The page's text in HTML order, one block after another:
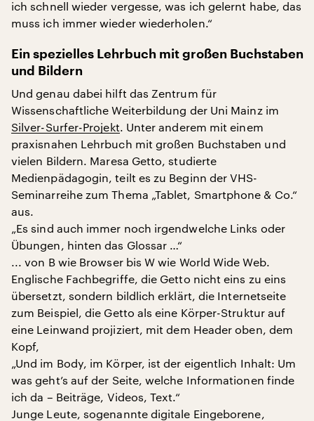
ich schnell wieder vergesse, was ich gelernt habe, das
muss ich immer wieder wiederholen.“
Ein spezielles Lehrbuch mit großen Buchstaben
und Bildern
Und genau dabei hilft das Zentrum für
Wissenschaftliche Weiterbildung der Uni Mainz im
Silver-Surfer-Projekt. Unter anderem mit einem
praxisnahen Lehrbuch mit großen Buchstaben und
vielen Bildern. Maresa Getto, studierte
Medienpädagogin, teilt es zu Beginn der VHS-
Seminarreihe zum Thema „Tablet, Smartphone & Co.“
aus.
„Es sind auch immer noch irgendwelche Links oder
Übungen, hinten das Glossar …“
... von B wie Browser bis W wie World Wide Web.
Englische Fachbegriffe, die Getto nicht eins zu eins
übersetzt, sondern bildlich erklärt, die Internetseite
zum Beispiel, die Getto als eine Körper-Struktur auf
eine Leinwand projiziert, mit dem Header oben, dem
Kopf,
„Und im Body, im Körper, ist der eigentlich Inhalt: Um
was geht’s auf der Seite, welche Informationen finde
ich da – Beiträge, Videos, Text.“
Junge Leute, sogenannte digitale Eingeborene,